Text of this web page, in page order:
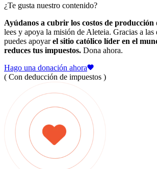
¿Te gusta nuestro contenido?
Ayúdanos a cubrir los costos de producción
lees y apoya la misión de Aleteia. Gracias a las
puedes apoyarel sitio católico líder en el
reduces tus impuestos. Dona ahora.
Hago una donación ahora
( Con deducción de impuestos )